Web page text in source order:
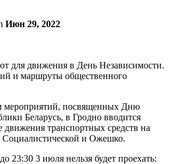
Июн 29, 2022
мероприятий, посвященных Дню
Беларусь, в Гродно вводится
движения транспортных средств на
Социалистической и Ожешко.
23:30 3 июля нельзя будет проехать: